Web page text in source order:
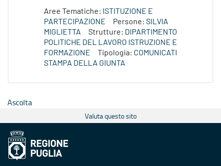
Aree Tematiche: ISTITUZIONE E
PARTECIPAZIONE
Persone: SILVIA
MIGLIETTA
Strutture: DIPARTIMENTO
POLITICHE DEL LAVORO ISTRUZIONE E
FORMAZIONE
Tipologia: COMUNICATI
STAMPA DELLA GIUNTA
Ascolta
Valuta questo sito